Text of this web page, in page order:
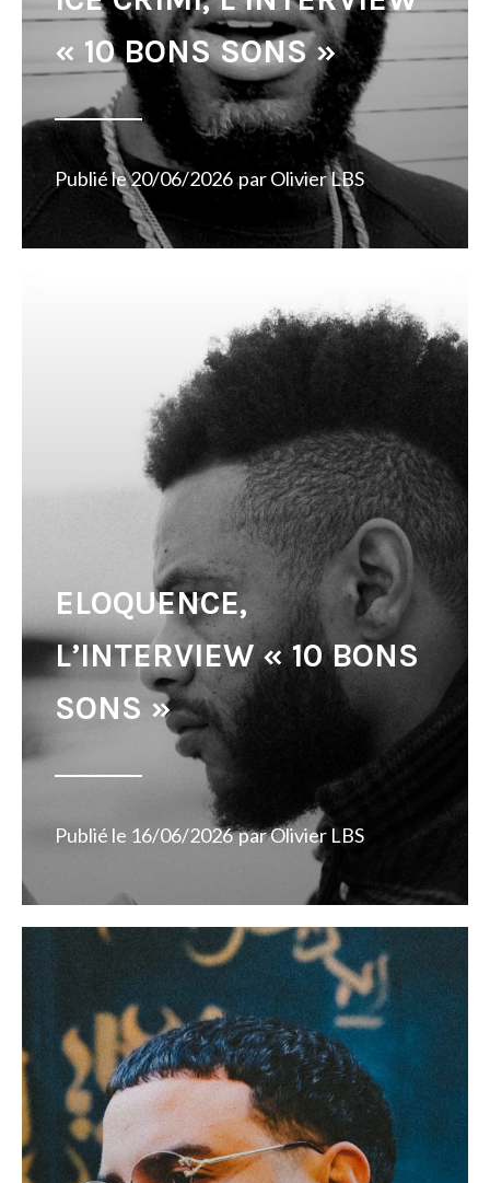
« 10 BONS SONS »
Publié le20/06/2026 parOlivier LBS
ELOQUENCE,
L’INTERVIEW « 10 BONS
SONS »
Publié le 16/06/2026 parOlivier LBS